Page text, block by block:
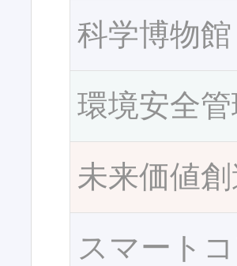
科学博物館
環境安全
未来価値
スマート